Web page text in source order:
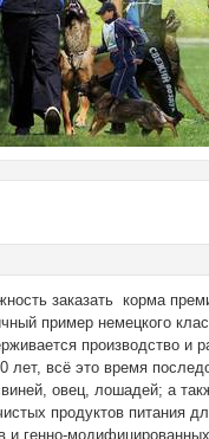
заказать корма
пример немецкого
производство и
лет, всё это время
овец, лошадей; а
продуктов питания
и генно-